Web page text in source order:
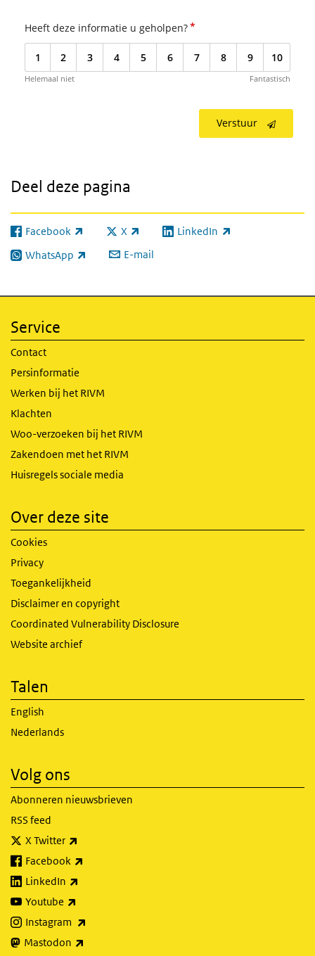
Heeft deze informatie u geholpen?*
1 2 3 4 5 6 7 8 9 10
Helemaal niet Fantastisch
Verstuur
Deel deze pagina
Facebook
(externe link) X
(externe link) LinkedIn
(externe link)
WhatsApp
(externe link) E-mail
Service
Contact
Persinformatie
Werken bij het RIVM
Klachten
Woo-verzoeken bij het RIVM
Zakendoen met het RIVM
Huisregels sociale media
Over deze site
Cookies
Privacy
Toegankelijkheid
Disclaimer en copyright
Coordinated Vulnerability Disclosure
Website archief
Talen
English
Nederlands
Volg ons
Abonneren nieuwsbrieven
RSS feed
X Twitter
Facebook
LinkedIn
Youtube
Instagram
Mastodon